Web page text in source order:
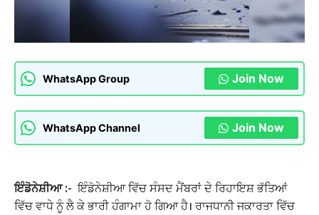
WhatsApp Group Join Now
WhatsApp Channel Join Now
ਇੰਡੋਨੇਸ਼ੀਆ :- ਇੰਡੋਨੇਸ਼ੀਆ ਵਿੱਚ ਸੰਸਦ ਮੈਂਬਰਾਂ ਦੇ ਰਿਹਾਇਸ਼ ਭੱਤਿਆਂ
ਵਿੱਚ ਵਾਧੇ ਨੂੰ ਲੈ ਕੇ ਭਾਰੀ ਹੰਗਾਮਾ ਹੋ ਗਿਆ ਹੈ। ਰਾਜਧਾਨੀ ਜਕਾਰਤਾ ਵਿੱਚ